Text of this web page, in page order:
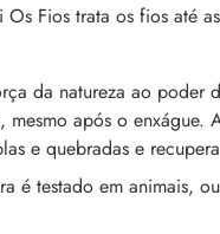
Fios trata os fios até
da natureza ao
mesmo após o
e quebradas e
é testado em animais,